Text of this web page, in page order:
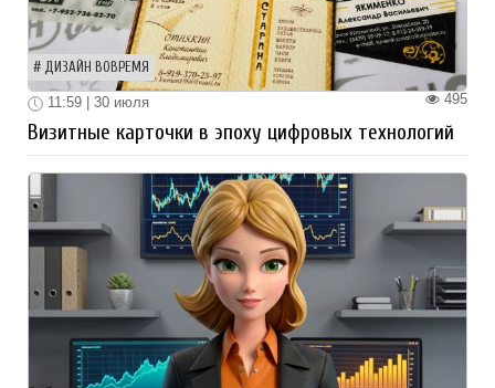
ДИЗАЙН ВОВРЕМЯ
495
11:59 | 30 июля
Визитные карточки в эпоху цифровых технологий